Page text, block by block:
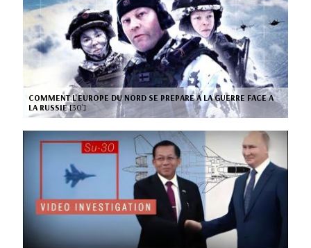
COMMENT L'EUROPE DU NORD SE PREPARE A LA GUERRE FACE A
LA RUSSIE[30’]